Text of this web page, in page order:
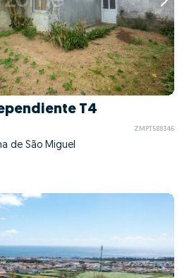
T4
ZMPT588346
de São Miguel